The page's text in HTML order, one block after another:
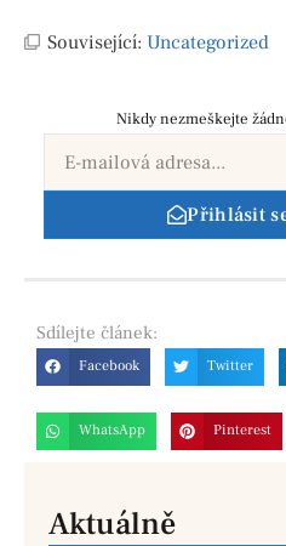
Související: Uncategorized
Nikdy nezmeškejte
Přihlásit
Sdílejte článek:
Facebook Twitter
WhatsApp Pinterest
Aktuálně